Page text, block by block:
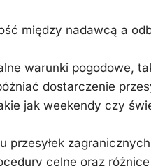
między nadawcą a
warunki pogodowe,
dostarczenie
jak weekendy czy
przesyłek
celne oraz